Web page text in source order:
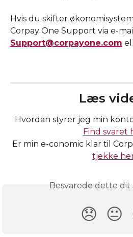
Hvis du skifter
Corpay One Support via e-
Support@corpayone.com
Læs
Hvordan styrer jeg min
Find svaret
Er min e-conomic klar til
tjekke
Besvarede dette dit
😞 😐